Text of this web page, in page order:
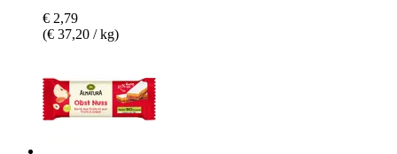
€ 2,79
(€ 37,20 / kg)